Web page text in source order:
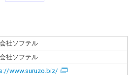
社ソフテル
社ソフテル
www.suruzo.biz/